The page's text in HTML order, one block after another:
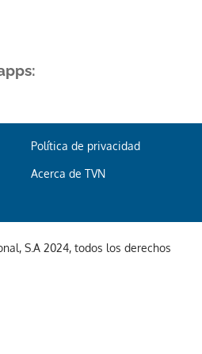
Política de privacidad
Acerca de TVN
S.A 2024, todos los derechos